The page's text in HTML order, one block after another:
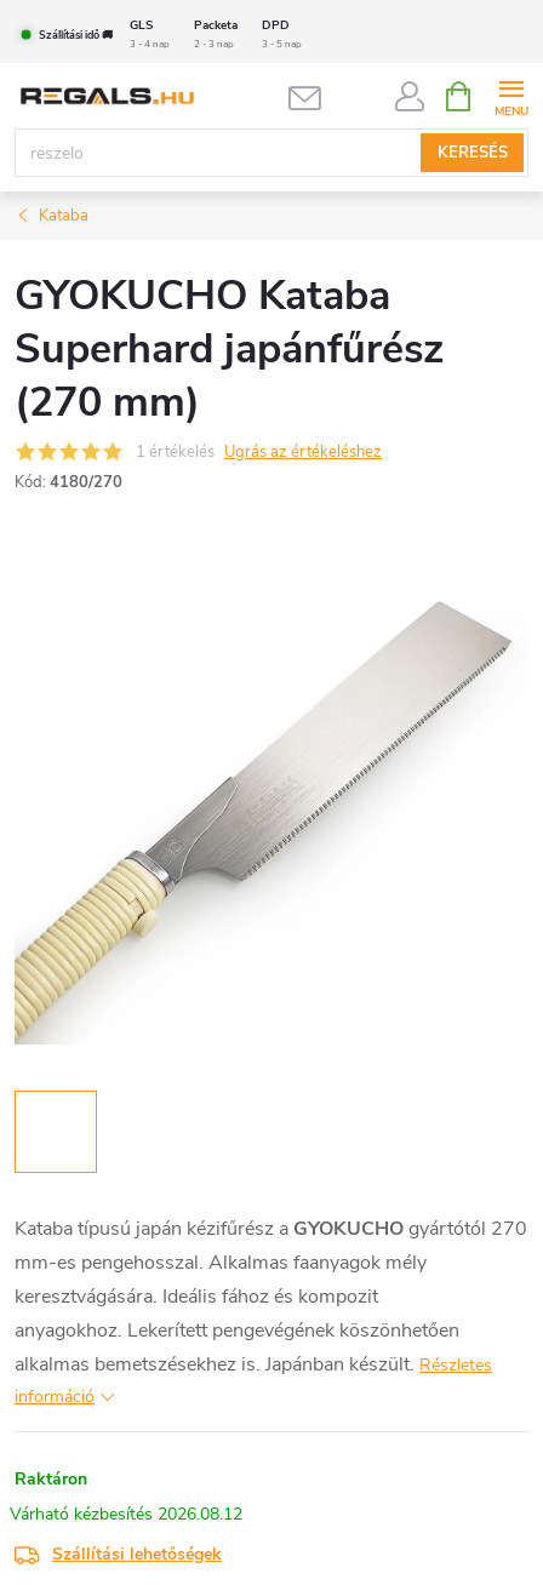
tartalomhoz
Szállítási idő 🚚
GLS Packeta DPD
3 - 4 nap 2 - 3 nap 3 - 5 nap
KERESÉS
KOSÁR
Kataba
GYOKUCHO Kataba
Superhard japánfűrész
(270 mm)
1 értékelés Ugrás az értékeléshez
Kód: 4180/270
Kataba típusú japán kézifűrész a GYOKUCHOgyártótól 270
mm-es pengehosszal. Alkalmas faanyagok mély
keresztvágására. Ideális fához és kompozit
anyagokhoz. Lekerített pengevégének köszönhetően
alkalmas bemetszésekhez is. Japánban készült. Részletes
információ
Raktáron
2026.08.12
Szállítási lehetőségek